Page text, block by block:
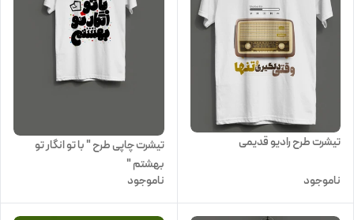
تیشرت طرح رادیو قدیمی
ناموجود
تیشرت چاپی طرح " با تو انگار تو
بهشتم "
ناموجود